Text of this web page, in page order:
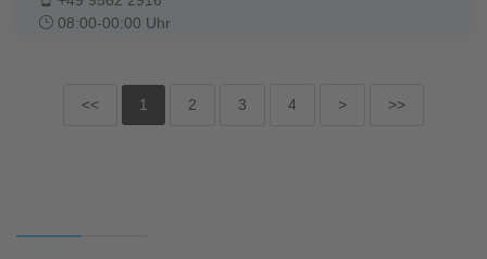
08:00-00:00 Uhr
<< 1 2 3 4 > >>